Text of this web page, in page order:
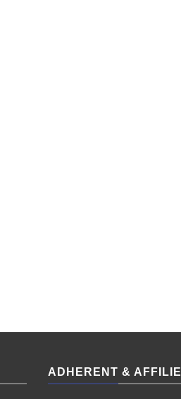
ADHERENT & AFFILIE